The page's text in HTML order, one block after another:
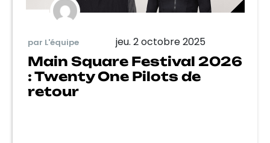
par L'équipe jeu. 2 octobre 2025
Main Square Festival 2026
: Twenty One Pilots de
retour